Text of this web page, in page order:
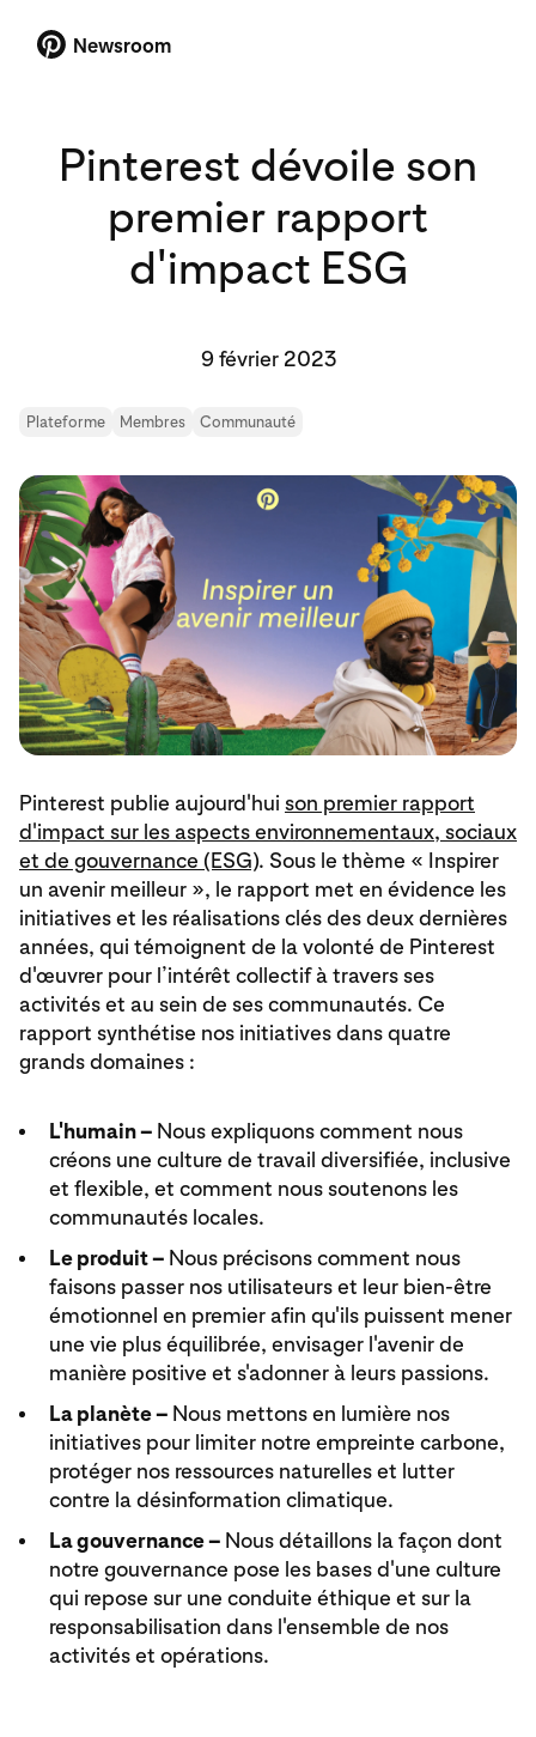
Newsroom
Pinterest dévoile son
premier rapport
d'impact ESG
9 février 2023
Plateforme Membres Communauté
Pinterest publie aujourd'hui son premier rapport
d'impact sur les aspects environnementaux, sociaux
et de gouvernance (ESG). Sous le thème « Inspirer
un avenir meilleur », le rapport met en évidence les
initiatives et les réalisations clés des deux dernières
années, qui témoignent de la volonté de Pinterest
d'œuvrer pour l’intérêt collectif à travers ses
activités et au sein de ses communautés. Ce
rapport synthétise nos initiatives dans quatre
grands domaines :
L'humain – Nous expliquons comment nous
créons une culture de travail diversifiée, inclusive
et flexible, et comment nous soutenons les
communautés locales.
Le produit – Nous précisons comment nous
faisons passer nos utilisateurs et leur bien-être
émotionnel en premier afin qu'ils puissent mener
une vie plus équilibrée, envisager l'avenir de
manière positive et s'adonner à leurs passions.
La planète – Nous mettons en lumière nos
initiatives pour limiter notre empreinte carbone,
protéger nos ressources naturelles et lutter
contre la désinformation climatique.
La gouvernance – Nous détaillons la façon dont
notre gouvernance pose les bases d'une culture
qui repose sur une conduite éthique et sur la
responsabilisation dans l'ensemble de nos
activités et opérations.